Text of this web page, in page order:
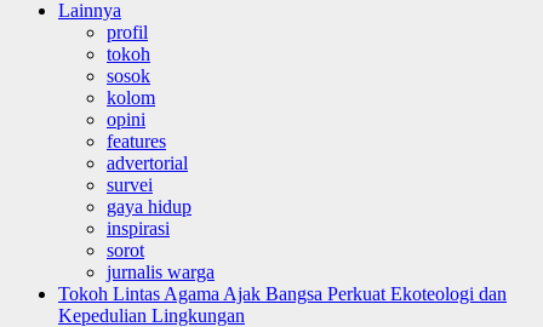
Lainnya
profil
tokoh
sosok
kolom
opini
features
advertorial
survei
gaya hidup
inspirasi
sorot
jurnalis warga
Tokoh Lintas Agama Ajak Bangsa Perkuat Ekoteologi dan
Kepedulian Lingkungan